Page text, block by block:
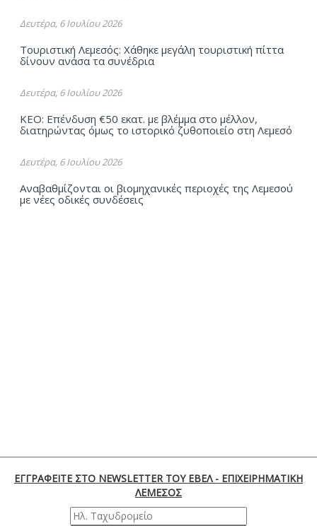
Δευτέρα, 6 Ιουλίου 2026
Τουριστική Λεμεσός: Χάθηκε μεγάλη τουριστική πίττα
δίνουν ανάσα τα συνέδρια
Δευτέρα, 6 Ιουλίου 2026
ΚΕΟ: Επένδυση €50 εκατ. με βλέμμα στο μέλλον,
διατηρώντας όμως το ιστορικό ζυθοποιείο στη Λεμεσό
Δευτέρα, 6 Ιουλίου 2026
Αναβαθμίζονται οι βιομηχανικές περιοχές της Λεμεσού
με νέες οδικές συνδέσεις
ΕΓΓΡΑΦΕΙΤΕ ΣΤΟ NEWSLETTER ΤΟΥ ΕΒΕΛ - ΕΠΙΧΕΙΡΗΜΑΤΙΚΗ
ΛΕΜΕΣΟΣ